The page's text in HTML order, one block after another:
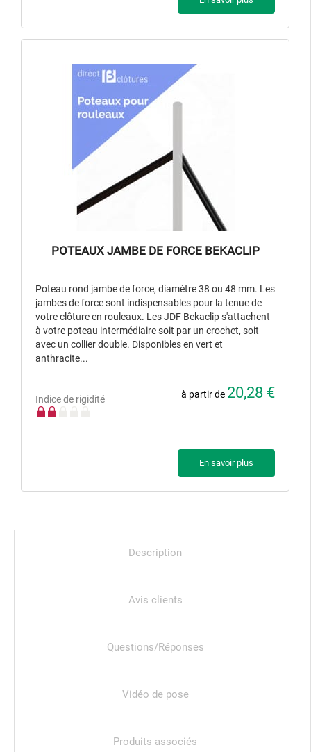
POTEAUX JAMBE DE FORCE BEKACLIP
Poteau rond jambe de force, diamètre 38 ou 48 mm. Les
jambes de force sont indispensables pour la tenue de
votre clôture en rouleaux. Les JDF Bekaclip s'attachent
à votre poteau intermédiaire soit par un crochet, soit
avec un collier double. Disponibles en vert et
anthracite...
Indice de rigidité à partir de 20,28 €
En savoir plus
Description
Avis clients
Questions/Réponses
Vidéo de pose
Produits associés